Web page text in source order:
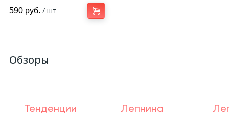
590 руб. / шт
Обзоры
Тенденции Лепнина